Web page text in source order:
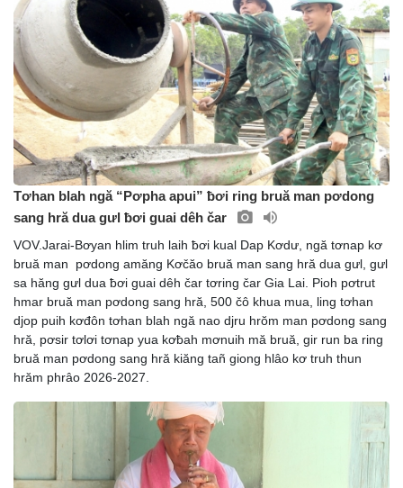
Tơhan blah ngă “Pơpha apui” ƀơi ring bruă man pơdong
sang hră dua gưl ƀơi guai dêh čar
VOV.Jarai-Bơyan hlim truh laih ƀơi kual Dap Kơdư, ngă tơnap kơ
bruă man pơdong amăng Kơčăo bruă man sang hră dua gưl, gưl
sa hăng gưl dua ƀơi guai dêh čar tơring čar Gia Lai. Pioh pơtrut
hmar bruă man pơdong sang hră, 500 čô khua mua, ling tơhan
djop puih kơđôn tơhan blah ngă nao djru hrŏm man pơdong sang
hră, pơsir tơlơi tơnap yua kơƀah mơnuih mă bruă, gir run ba ring
bruă man pơdong sang hră kiăng tañ giong hlâo kơ truh thun
hrăm phrâo 2026-2027.